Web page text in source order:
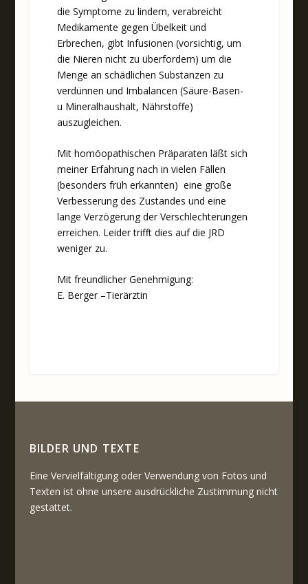
die Symptome zu lindern, verabreicht
Medikamente gegen Übelkeit und
Erbrechen, gibt Infusionen (vorsichtig, um
die Nieren nicht zu überfordern) um die
Menge an schädlichen Substanzen zu
verdünnen und Imbalancen (Säure-Basen-
u Mineralhaushalt, Nährstoffe)
auszugleichen.
Mit homöopathischen Präparaten läßt sich
meiner Erfahrung nach in vielen Fällen
(besonders früh erkannten) eine große
Verbesserung des Zustandes und eine
lange Verzögerung der Verschlechterungen
erreichen. Leider trifft dies auf die JRD
weniger zu.
Mit freundlicher Genehmigung:
E. Berger –Tierärztin
BILDER UND TEXTE
Eine Vervielfältigung oder Verwendung von Fotos und
Texten ist ohne unsere ausdrückliche Zustimmung nicht
gestattet.